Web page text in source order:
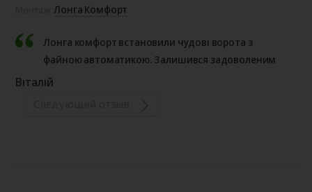
Лонга Комфорт
Лонга комфорт встановили чудові ворота з
файною автоматикою. Залишився задоволеним
Віталій